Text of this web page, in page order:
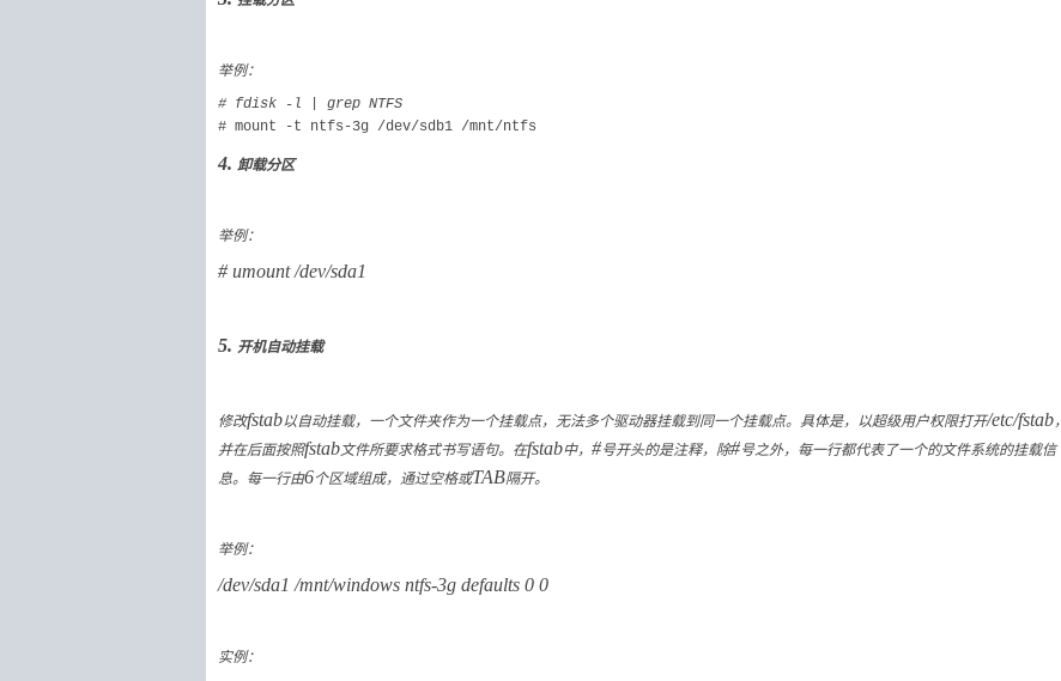
举例：
# fdisk -l | grep NTFS
# mount -t ntfs-3g /dev/sdb1 /mnt/ntfs
4. 卸载分区
举例：
# umount /dev/sda1
5. 开机自动挂载
修改fstab以自动挂载，一个文件夹作为一个挂载点，无法多个驱动器挂载到同一个挂载点。具体是，以超级用户权限打开/etc/fstab，
并在后面按照fstab文件所要求格式书写语句。在fstab中， #号开头的是注释，除#号之外，每一行都代表了一个的文件系统的挂载信
息。每一行由6个区域组成，通过空格或TAB隔开。
举例：
/dev/sda1 /mnt/windows ntfs-3g defaults 0 0
实例：